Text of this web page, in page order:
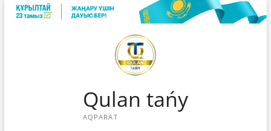
Skip
Qulan tańy
AQPARAT